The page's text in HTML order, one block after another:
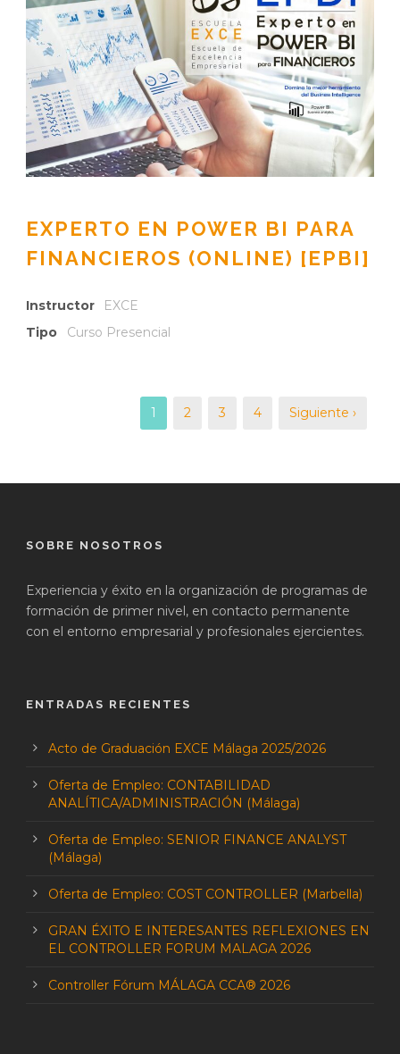
EXPERTO EN POWER BI PARA
FINANCIEROS (ONLINE) [EPBI]
Instructor
EXCE
Tipo
Curso Presencial
1 2 3 4 Siguiente ›
SOBRE NOSOTROS
Experiencia y éxito en la organización de programas de
formación de primer nivel, en contacto permanente
con el entorno empresarial y profesionales ejercientes.
ENTRADAS RECIENTES
Acto de Graduación EXCE Málaga 2025/2026
Oferta de Empleo: CONTABILIDAD
ANALÍTICA/ADMINISTRACIÓN (Málaga)
Oferta de Empleo: SENIOR FINANCE ANALYST
(Málaga)
Oferta de Empleo: COST CONTROLLER (Marbella)
GRAN ÉXITO E INTERESANTES REFLEXIONES EN
EL CONTROLLER FORUM MALAGA 2026
Controller Fórum MÁLAGA CCA® 2026